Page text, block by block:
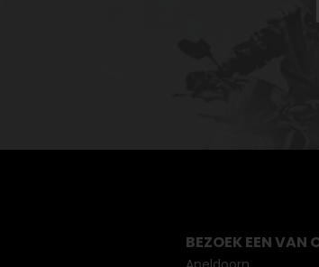
BEZOEK EEN VAN